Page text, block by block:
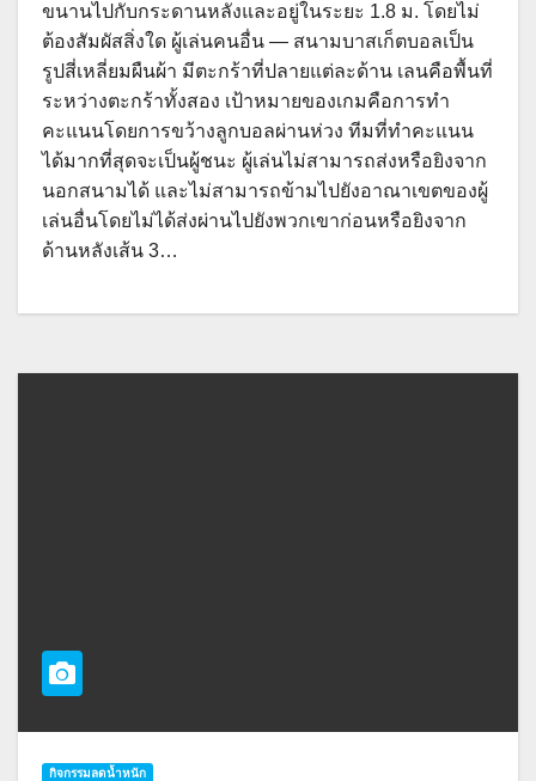
ขนานไปกับกระดานหลังและอยู่ในระยะ 1.8 ม. โดยไม่
ต้องสัมผัสสิ่งใด ผู้เล่นคนอื่น — สนามบาสเก็ตบอลเป็น
รูปสี่เหลี่ยมผืนผ้า มีตะกร้าที่ปลายแต่ละด้าน เลนคือพื้นที่
ระหว่างตะกร้าทั้งสอง เป้าหมายของเกมคือการทำ
คะแนนโดยการขว้างลูกบอลผ่านห่วง ทีมที่ทำคะแนน
ได้มากที่สุดจะเป็นผู้ชนะ ผู้เล่นไม่สามารถส่งหรือยิงจาก
นอกสนามได้ และไม่สามารถข้ามไปยังอาณาเขตของผู้
เล่นอื่นโดยไม่ได้ส่งผ่านไปยังพวกเขาก่อนหรือยิงจาก
ด้านหลังเส้น 3…
กิจกรรมลดน้ำหนัก